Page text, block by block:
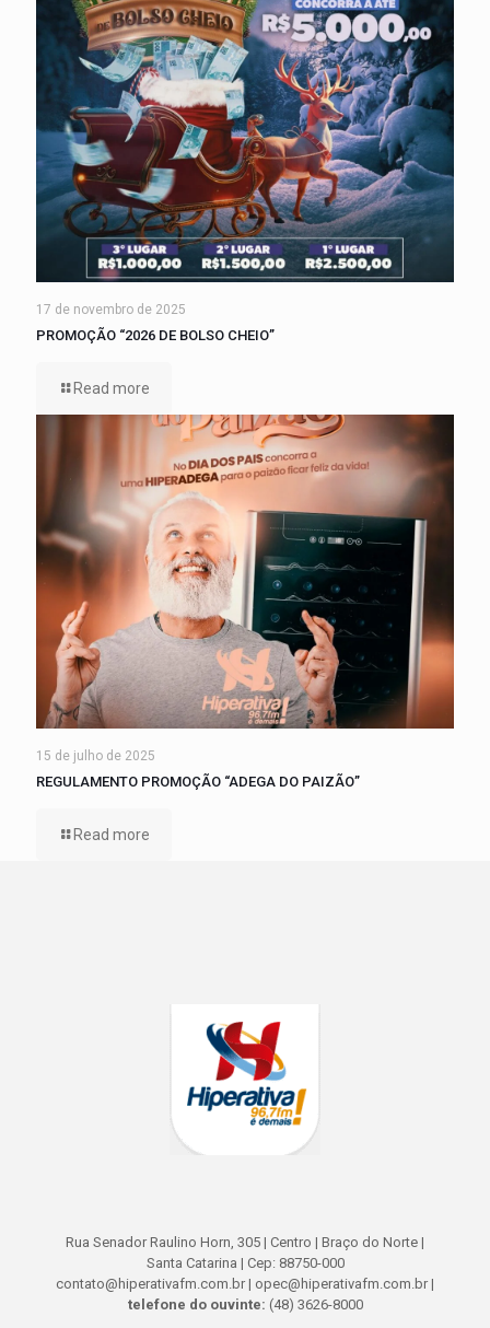
17 de novembro de 2025
PROMOÇÃO “2026 DE BOLSO CHEIO”
Read more
15 de julho de 2025
REGULAMENTO PROMOÇÃO “ADEGA DO PAIZÃO”
Read more
Rua Senador Raulino Horn, 305 | Centro | Braço do Norte |
Santa Catarina | Cep: 88750-000
contato@hiperativafm.com.br | opec@hiperativafm.com.br |
telefone do ouvinte: (48) 3626-8000